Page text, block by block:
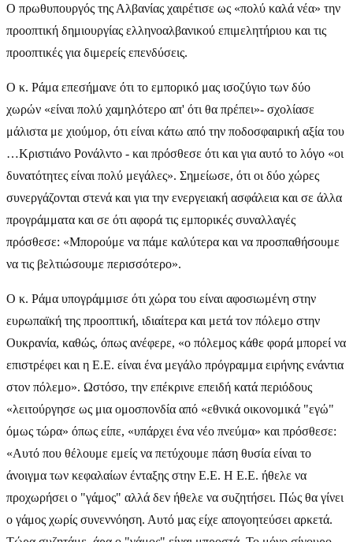
Ο πρωθυπουργός της Αλβανίας χαιρέτισε ως «πολύ καλά νέα» την
προοπτική δημιουργίας ελληνοαλβανικού επιμελητήριου και τις
προοπτικές για διμερείς επενδύσεις.
Ο κ. Ράμα επεσήμανε ότι το εμπορικό μας ισοζύγιο των δύο
χωρών «είναι πολύ χαμηλότερο απ' ότι θα πρέπει»- σχολίασε
μάλιστα με χιούμορ, ότι είναι κάτω από την ποδοσφαιρική αξία του
…Κριστιάνο Ρονάλντο - και πρόσθεσε ότι και για αυτό το λόγο «οι
δυνατότητες είναι πολύ μεγάλες». Σημείωσε, ότι οι δύο χώρες
συνεργάζονται στενά και για την ενεργειακή ασφάλεια και σε άλλα
προγράμματα και σε ότι αφορά τις εμπορικές συναλλαγές
πρόσθεσε: «Μπορούμε να πάμε καλύτερα και να προσπαθήσουμε
να τις βελτιώσουμε περισσότερο».
Ο κ. Ράμα υπογράμμισε ότι χώρα του είναι αφοσιωμένη στην
ευρωπαϊκή της προοπτική, ιδιαίτερα και μετά τον πόλεμο στην
Ουκρανία, καθώς, όπως ανέφερε, «ο πόλεμος κάθε φορά μπορεί να
επιστρέφει και η Ε.Ε. είναι ένα μεγάλο πρόγραμμα ειρήνης ενάντια
στον πόλεμο». Ωστόσο, την επέκρινε επειδή κατά περιόδους
«λειτούργησε ως μια ομοσπονδία από «εθνικά οικονομικά "εγώ"
όμως τώρα» όπως είπε, «υπάρχει ένα νέο πνεύμα» και πρόσθεσε:
«Αυτό που θέλουμε εμείς να πετύχουμε πάση θυσία είναι το
άνοιγμα των κεφαλαίων ένταξης στην Ε.Ε. Η Ε.Ε. ήθελε να
προχωρήσει ο "γάμος" αλλά δεν ήθελε να συζητήσει. Πώς θα γίνει
ο γάμος χωρίς συνεννόηση. Αυτό μας είχε απογοητεύσει αρκετά.